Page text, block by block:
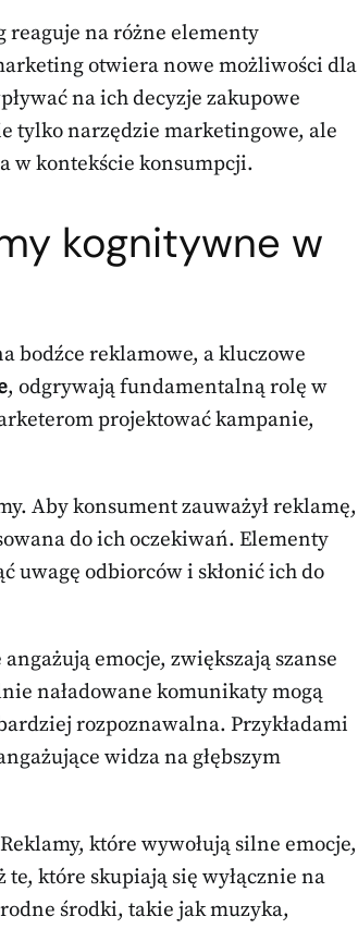
reaguje na różne elementy
otwiera nowe możliwości dla
na ich decyzje zakupowe
tylko narzędzie marketingowe, ale
w kontekście konsumpcji.
kognitywne w
bodźce reklamowe, a kluczowe
, odgrywają fundamentalną rolę w
projektować kampanie,
Aby konsument zauważył reklamę,
do ich oczekiwań. Elementy
uwagę odbiorców i skłonić ich do
emocje, zwiększają szanse
naładowane komunikaty mogą
rozpoznawalna. Przykładami
widza na głębszym
które wywołują silne emocje,
które skupiają się wyłącznie na
środki, takie jak muzyka,